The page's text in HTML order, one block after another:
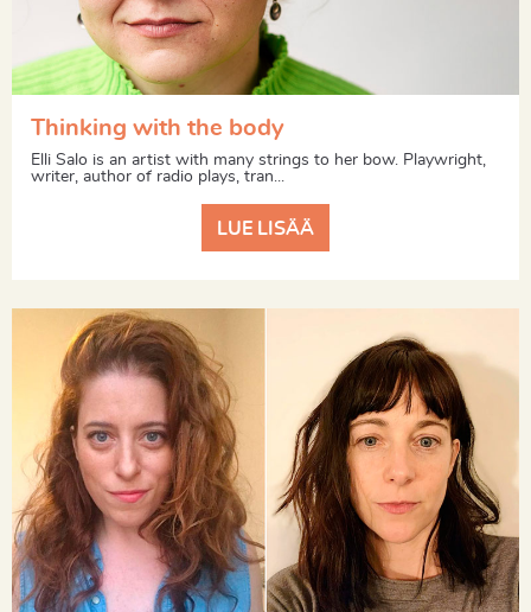
Thinking with the body
Elli Salo is an artist with many strings to her bow. Playwright,
writer, author of radio plays, tran...
LUE LISÄÄ